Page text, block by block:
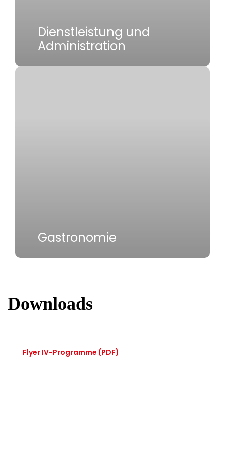
Dienstleistung und
Administration
Gastronomie
Downloads
Flyer IV-Programme (PDF)